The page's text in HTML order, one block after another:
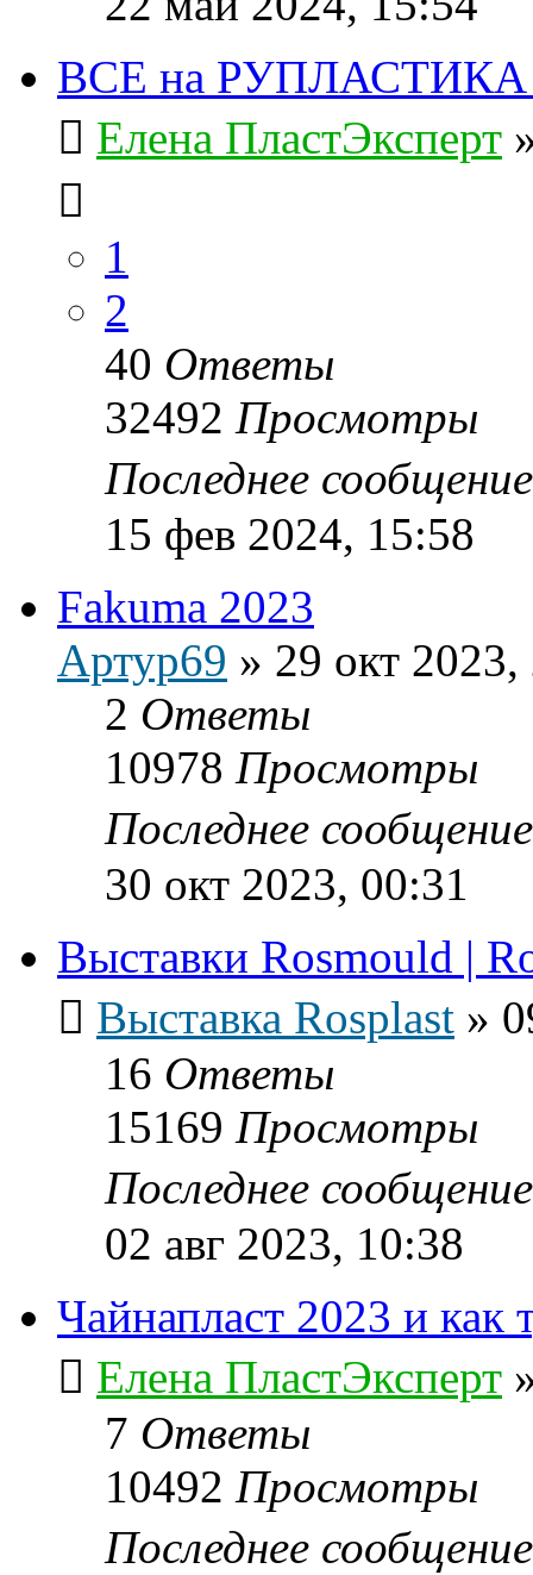
ВСЕ на РУПЛАСТИКА
Елена ПластЭксперт
1
2
40 Ответы
32492 Просмотры
Последнее
15 фев 2024, 15:58
Fakuma 2023
Артур69 » 29 окт 2023,
2 Ответы
10978 Просмотры
Последнее
30 окт 2023, 00:31
Выставки Rosmould |
Выставка Rosplast »
16 Ответы
15169 Просмотры
Последнее
02 авг 2023, 10:38
Чайнапласт 2023 и как
Елена ПластЭксперт
7 Ответы
10492 Просмотры
Последнее